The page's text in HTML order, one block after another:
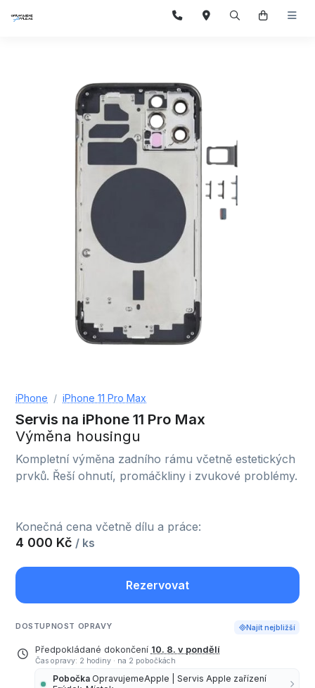
iPhone iPhone 11 Pro Max
Servis na iPhone 11 Pro Max
Výměna housingu
Kompletní výměna zadního rámu včetně estetických
prvků. Řeší ohnutí, promáčkliny i zvukové problémy.
Konečná cena včetně dílu a práce:
4 000 Kč / ks
Rezervovat
DOSTUPNOST OPRAVY Najít nejbližší
Předpokládané dokončení 10. 8. v pondělí
Čas opravy: 2 hodiny · na 2 pobočkách
Pobočka OpravujemeApple | Servis Apple zařízení